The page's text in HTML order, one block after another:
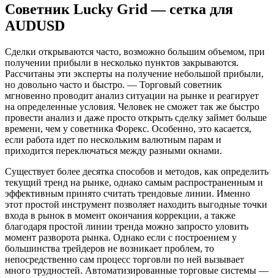
Советник Lucky Grid — сетка для
AUDUSD
Сделки открываются часто, возможно большим объемом, при
получении прибыли в несколько пунктов закрываются.
Рассчитаны эти эксперты на получение небольшой прибыли,
но довольно часто и быстро. — Торговый советник
мгновенно проводит анализ ситуации на рынке и реагирует
на определенные условия. Человек не сможет так же быстро
провести анализ и даже просто открыть сделку займет больше
времени, чем у советника Форекс. Особенно, это касается,
если работа идет по нескольким валютным парам и
приходится переключаться между разными окнами.
Существует более десятка способов и методов, как определить
текущий тренд на рынке, однако самым распространенным и
эффективным принято считать трендовые линии. Именно
этот простой инструмент позволяет находить выгодные точки
входа в рынок в момент окончания коррекции, а также
благодаря простой линии тренда можно запросто уловить
момент разворота рынка. Однако если с построением у
большинства трейдеров не возникает проблем, то
непосредственно сам процесс торговли по ней вызывает
много трудностей. Автоматизированные торговые системы —